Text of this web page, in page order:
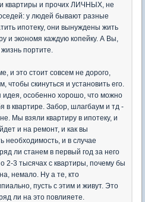
квартиры и прочих ЛИЧНЫХ, не
у людей бывают разные
ипотеку, они вынуждены жить
и экономя каждую копейку. А Вы,
портите.
и это стоит совсем не дорого,
чтобы скинуться и установить его.
идея, особенно хорошо, что можно
в квартире. Забор, шлагбаум и тд -
Мы взяли квартиру в ипотеку, и
и на ремонт, и как вы
необходимость, и в случае
ли станем в первый год за него
2-3 тысячах с квартиры, почему бы
немало. Ну а те, кто
пусть с этим и живут. Это
ли на это повлияете.